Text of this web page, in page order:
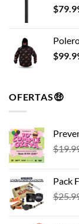
$
$
OFERTAS🤑
$
Pack
$